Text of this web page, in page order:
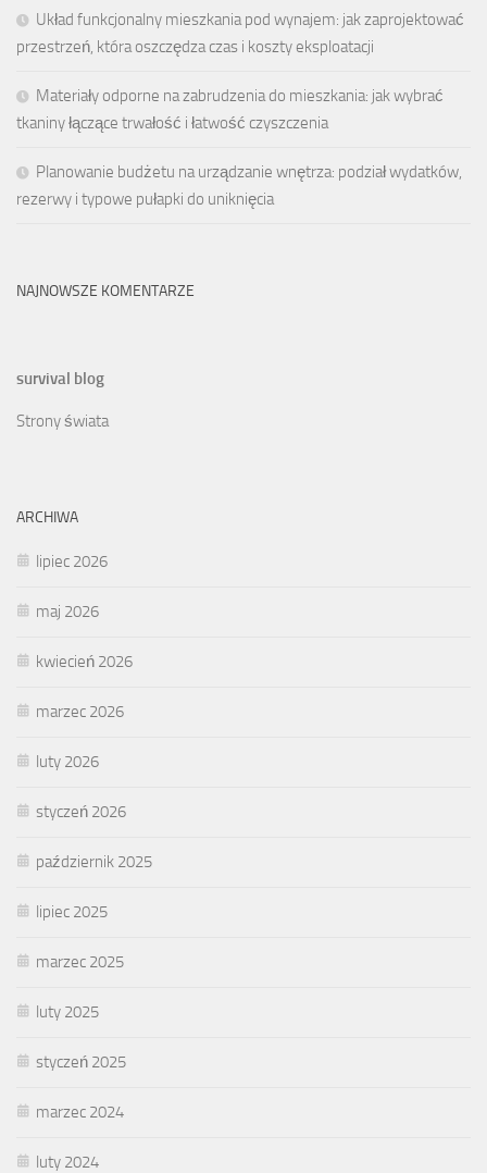
Układ funkcjonalny mieszkania pod wynajem: jak zaprojektować
przestrzeń, która oszczędza czas i koszty eksploatacji
Materiały odporne na zabrudzenia do mieszkania: jak wybrać
tkaniny łączące trwałość i łatwość czyszczenia
Planowanie budżetu na urządzanie wnętrza: podział wydatków,
rezerwy i typowe pułapki do uniknięcia
NAJNOWSZE KOMENTARZE
survival blog
Strony świata
ARCHIWA
lipiec 2026
maj 2026
kwiecień 2026
marzec 2026
luty 2026
styczeń 2026
październik 2025
lipiec 2025
marzec 2025
luty 2025
styczeń 2025
marzec 2024
luty 2024